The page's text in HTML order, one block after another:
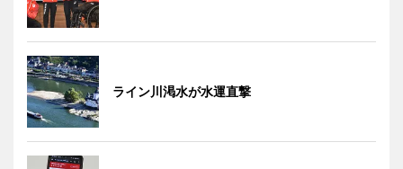
ライン川渇水が水運直撃